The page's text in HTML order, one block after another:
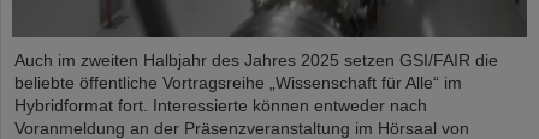
Auch im zweiten Halbjahr des Jahres 2025 setzen GSI/FAIR die
beliebte öffentliche Vortragsreihe „Wissenschaft für Alle“ im
Hybridformat fort. Interessierte können entweder nach
Voranmeldung an der Präsenzveranstaltung im Hörsaal von